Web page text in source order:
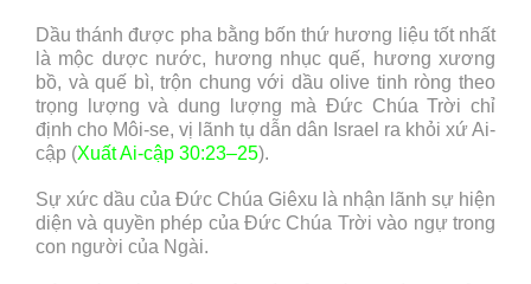
Dầu thánh được pha bằng bốn thứ hương liệu tốt nhất
là mộc dược nước, hương nhục quế, hương xương
bồ, và quế bì, trộn chung với dầu olive tinh ròng theo
trọng lượng và dung lượng mà Đức Chúa Trời chỉ
định cho Môi-se, vị lãnh tụ dẫn dân Israel ra khỏi xứ Ai-
cập (Xuất Ai-cập 30:23–25).
Sự xức dầu của Đức Chúa Giêxu là nhận lãnh sự hiện
diện và quyền phép của Đức Chúa Trời vào ngự trong
con người của Ngài.